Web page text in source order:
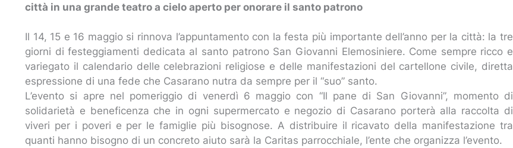
città in una grande teatro a cielo aperto per onorare il santo patrono
Il 14, 15 e 16 maggio si rinnova l’appuntamento con la festa più importante dell’anno per la città: la tre
giorni di festeggiamenti dedicata al santo patrono San Giovanni Elemosiniere. Come sempre ricco e
variegato il calendario delle celebrazioni religiose e delle manifestazioni del cartellone civile, diretta
espressione di una fede che Casarano nutra da sempre per il “suo” santo.
L’evento si apre nel pomeriggio di venerdì 6 maggio con “Il pane di San Giovanni”, momento di
solidarietà e beneficenza che in ogni supermercato e negozio di Casarano porterà alla raccolta di
viveri per i poveri e per le famiglie più bisognose. A distribuire il ricavato della manifestazione tra
quanti hanno bisogno di un concreto aiuto sarà la Caritas parrocchiale, l’ente che organizza l’evento.